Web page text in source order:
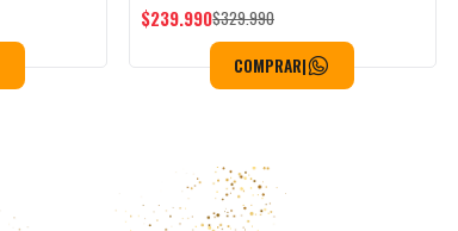
$239.990$329.990
COMPRAR|